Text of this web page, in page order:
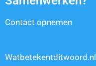
Contact opnemen
Watbetekentditwoord.nl